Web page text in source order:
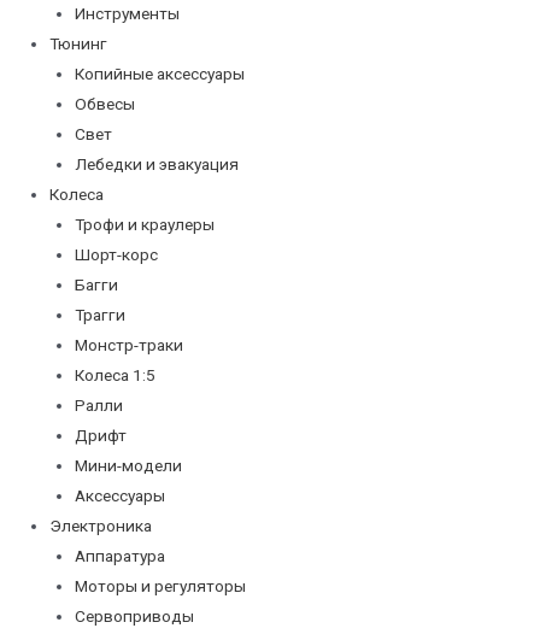
Инструменты
Тюнинг
Копийные аксессуары
Обвесы
Свет
Лебедки и эвакуация
Колеса
Трофи и краулеры
Шорт-корс
Багги
Трагги
Монстр-траки
Колеса 1:5
Ралли
Дрифт
Мини-модели
Аксессуары
Электроника
Аппаратура
Моторы и регуляторы
Сервоприводы